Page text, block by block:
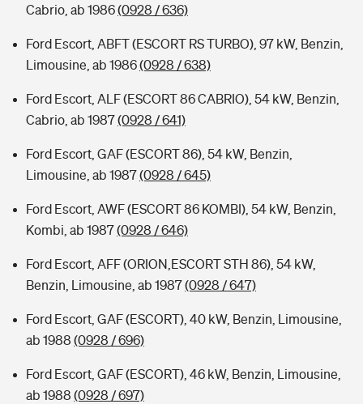
Cabrio, ab 1986(0928 / 636)
Ford Escort, ABFT (ESCORT RS TURBO), 97 kW, Benzin,
Limousine, ab 1986(0928 / 638)
Ford Escort, ALF (ESCORT 86 CABRIO), 54 kW, Benzin,
Cabrio, ab 1987(0928 / 641)
Ford Escort, GAF (ESCORT 86), 54 kW, Benzin,
Limousine, ab 1987(0928 / 645)
Ford Escort, AWF (ESCORT 86 KOMBI), 54 kW, Benzin,
Kombi, ab 1987(0928 / 646)
Ford Escort, AFF (ORION,ESCORT STH 86), 54 kW,
Benzin, Limousine, ab 1987(0928 / 647)
Ford Escort, GAF (ESCORT), 40 kW, Benzin, Limousine,
ab 1988 (0928 / 696)
Ford Escort, GAF (ESCORT), 46 kW, Benzin, Limousine,
ab 1988 (0928 / 697)